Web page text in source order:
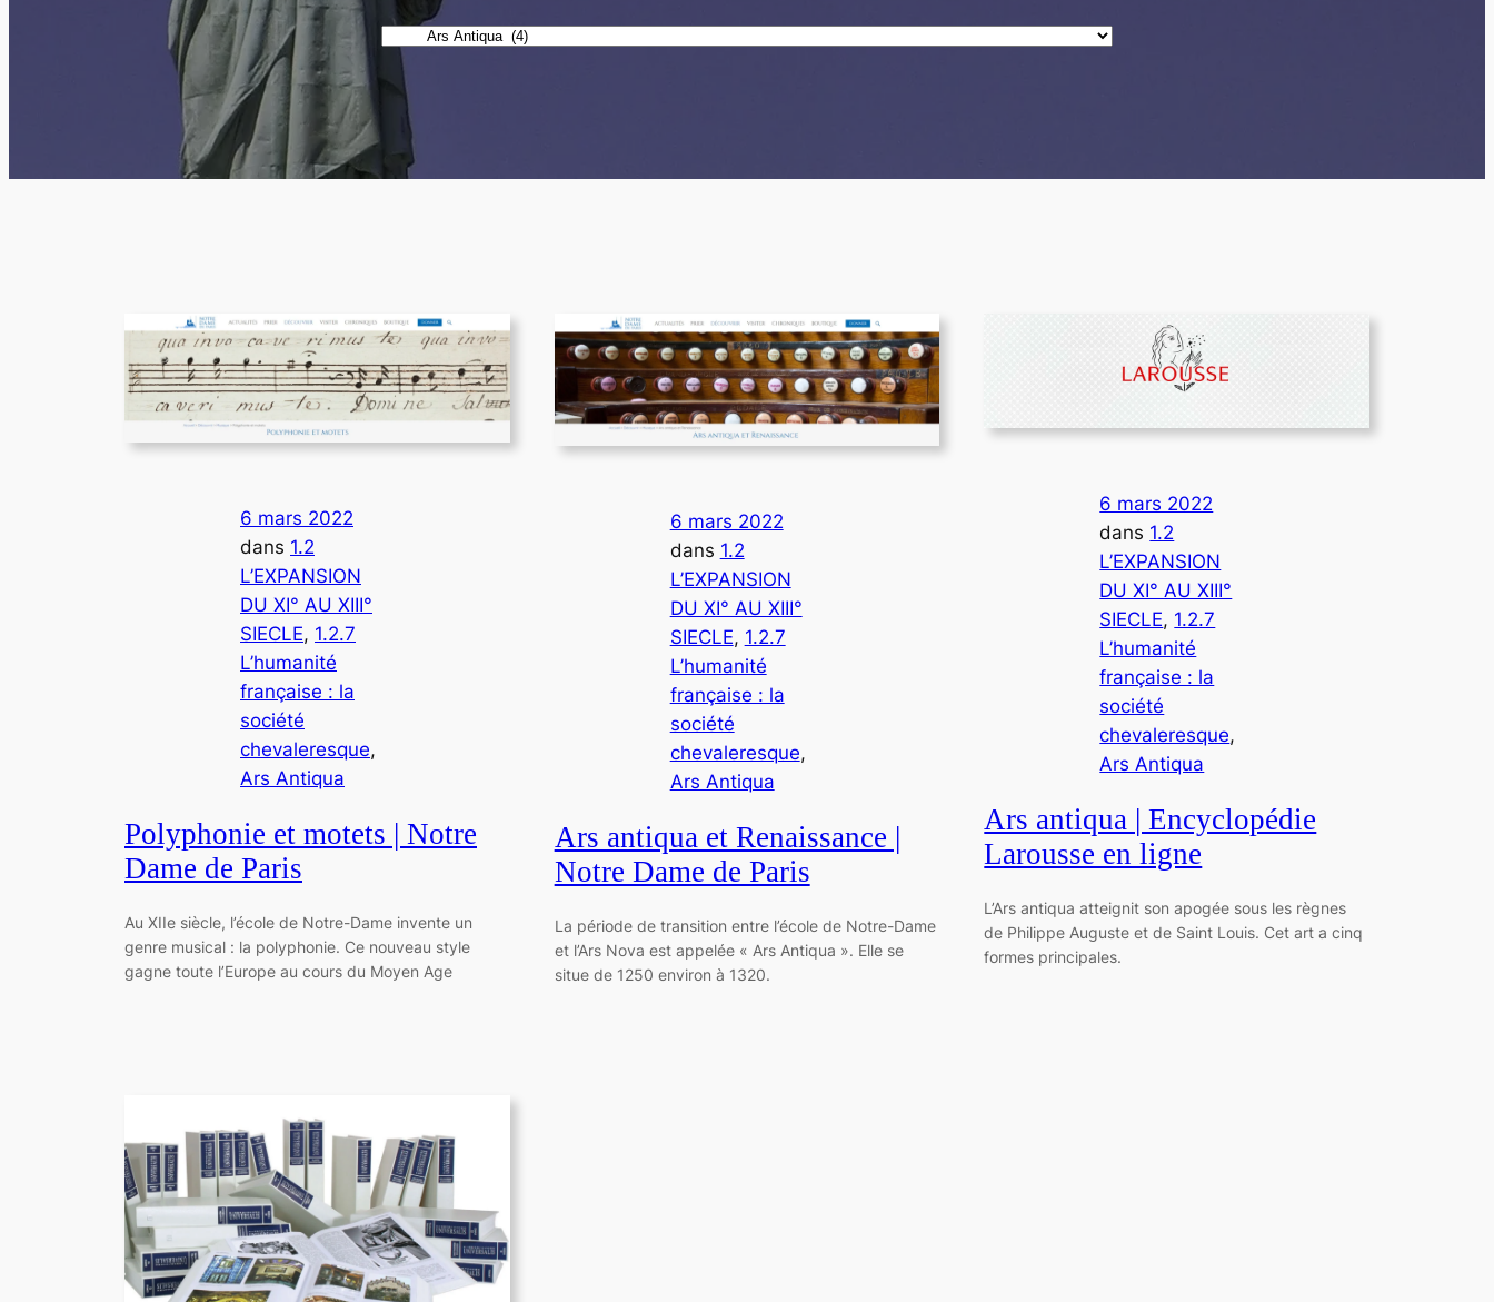
Catégories
6 mars 2022
dans 1.2
L’EXPANSION
DU XI° AU XIII°
SIECLE, 1.2.7
L’humanité
française : la
société
chevaleresque
Ars Antiqua
Polyphonie et motets | Notre
Dame de Paris
Au XIIe siècle, l’école de Notre-Dame invente un
genre musical : la polyphonie. Ce nouveau style
gagne toute l’Europe au cours du Moyen Age
6 mars 2022
dans 1.2
L’EXPANSION
DU XI° AU XIII°
SIECLE, 1.2.7
L’humanité
française : la
société
chevaleresque
Ars Antiqua
Ars antiqua et Renaissance |
Notre Dame de Paris
La période de transition entre l’école de Notre-Dame
et l’Ars Nova est appelée « Ars Antiqua ». Elle se
situe de 1250 environ à 1320.
6 mars 2022
dans 1.2
L’EXPANSION
DU XI° AU XIII°
SIECLE, 1.2.7
L’humanité
française : la
société
chevaleresque
Ars Antiqua
Ars antiqua | Encyclopédie
Larousse en ligne
L’Ars antiqua atteignit son apogée sous les règnes
de Philippe Auguste et de Saint Louis. Cet art a cinq
formes principales.